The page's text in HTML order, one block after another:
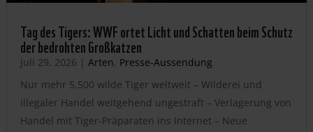
Tag des Tigers: WWF ortet Licht und Schatten beim Schutz
der bedrohten Großkatzen
Juli 29, 2026 | Arten, Presse-Aussendung
Nur mehr 5.500 wilde Tiger weltweit – Wilderei und
illegaler Handel weitgehend ungestraft – Verlagerung von
Handel mit Tiger-Präparaten ins Internet – Neue